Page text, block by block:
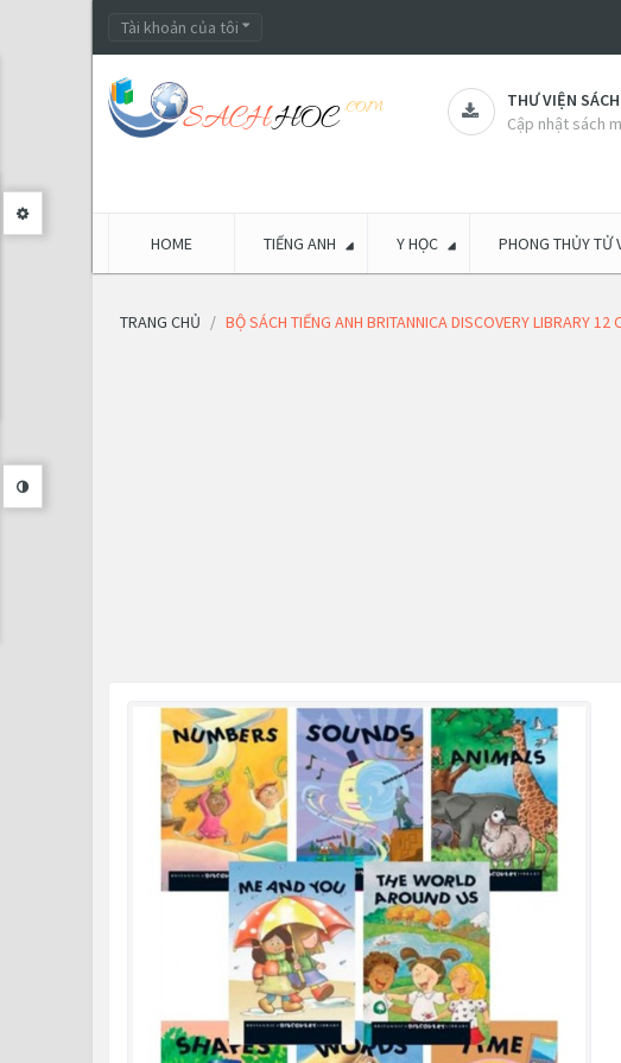
Tài khoản của tôi
THƯ VIỆN
Cập nhật sách
HOME TIẾNG ANH Y HỌC PHONG THỦY TỬ
TRANG CHỦ BỘ SÁCH TIẾNG ANH BRITANNICA DISCOVERY LIBRARY 12